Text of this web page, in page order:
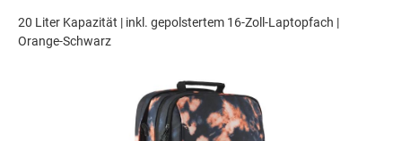
20 Liter Kapazität | inkl. gepolstertem 16-Zoll-Laptopfach |
Orange-Schwarz